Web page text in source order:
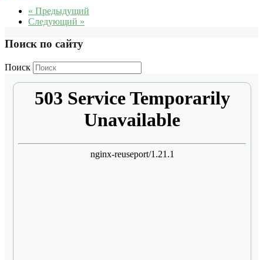
« Предыдущий
Следующий »
Поиск по сайту
Поиск